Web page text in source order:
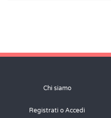
Chi siamo
Registrati o Accedi